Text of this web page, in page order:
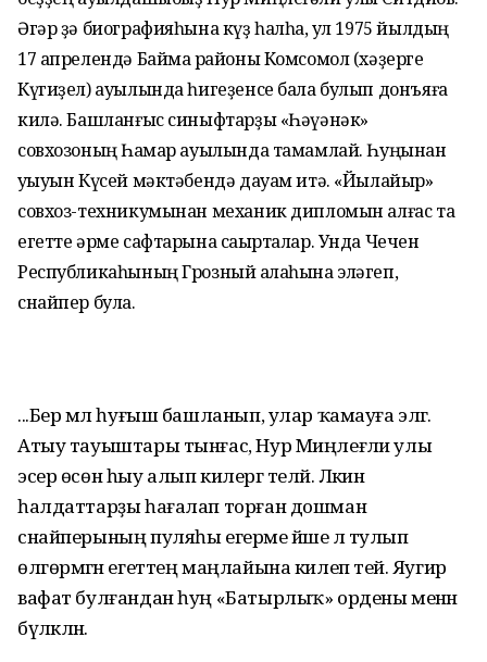
Әгәр ҙә биографияһына күҙ һалһаҡ, ул 1975 йылдың
17 апрелендә Баймаҡ районы Комсомол (хәҙерге
Күгиҙел) ауылында һигеҙенсе бала булып донъяға
килә. Башланғыс синыфтарҙы «Һәүәнәк»
совхозоның Һаҡмар ауылында тамамлай. Һуңынан
уҡыуын Күсей мәктәбендә дауам итә. «Йылайыр»
совхоз-техникумынан механик дипломын алғас та
егетте әрме сафтарына саҡырталар. Унда Чечен
Республикаһының Грозный ҡалаһына эләгеп,
снайпер була.
...Бер мәл һуғыш башланып, улар ҡамауға эләгә.
Атыу тауыштары тынғас, Нур Миңлеғәли улы
эсер өсөн һыу алып килергә теләй. Ләкин
һалдаттарҙы һағалап торған дошман
снайперының пуляһы егерме йәше лә тулып
өлгөрмәгән егеттең маңлайына килеп тейә. Яугир
вафат бул­ғандан һуң «Батырлыҡ» ордены менән
бүләкләнә.